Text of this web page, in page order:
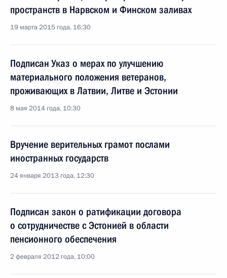
пространств в Нарвском и Финском заливах
19 марта 2015 года, 16:30
Подписан Указ о мерах по улучшению
материального положения ветеранов,
проживающих в Латвии, Литве и Эстонии
8 мая 2014 года, 10:30
Вручение верительных грамот послами
иностранных государств
24 января 2013 года, 12:30
Подписан закон о ратификации договора
о сотрудничестве с Эстонией в области
пенсионного обеспечения
2 февраля 2012 года, 10:00